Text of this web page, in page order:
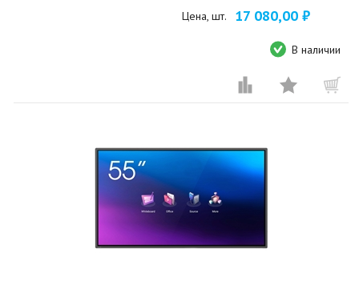
Цена, шт. 17 080,00 ₽
В наличии